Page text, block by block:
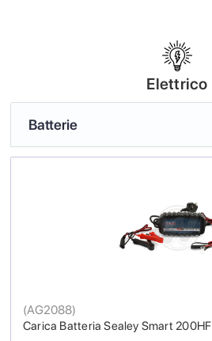
Elettrico
Batterie
Carica Batteria Sealey Smart 200HF
(AG2088)